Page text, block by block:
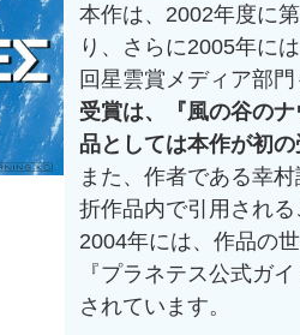
本作は、2002年度に
り、さらに2005年に
回星雲賞メディア部門
受賞は、『風の谷の
品としては本作が初の
また、作者である幸
折作品内で引用される
2004年には、作品の
『プラネテス公式ガ
されています。